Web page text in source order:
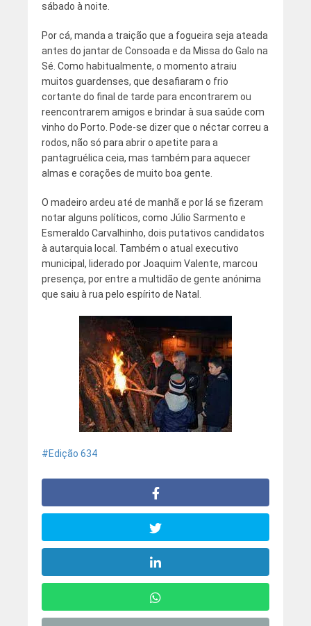
sábado à noite.
Por cá, manda a traição que a fogueira seja ateada
antes do jantar de Consoada e da Missa do Galo na
Sé. Como habitualmente, o momento atraiu
muitos guardenses, que desafiaram o frio
cortante do final de tarde para encontrarem ou
reencontrarem amigos e brindar à sua saúde com
vinho do Porto. Pode-se dizer que o néctar correu a
rodos, não só para abrir o apetite para a
pantagruélica ceia, mas também para aquecer
almas e corações de muito boa gente.
O madeiro ardeu até de manhã e por lá se fizeram
notar alguns políticos, como Júlio Sarmento e
Esmeraldo Carvalhinho, dois putativos candidatos
à autarquia local. Também o atual executivo
municipal, liderado por Joaquim Valente, marcou
presença, por entre a multidão de gente anónima
que saiu à rua pelo espírito de Natal.
Edição 634